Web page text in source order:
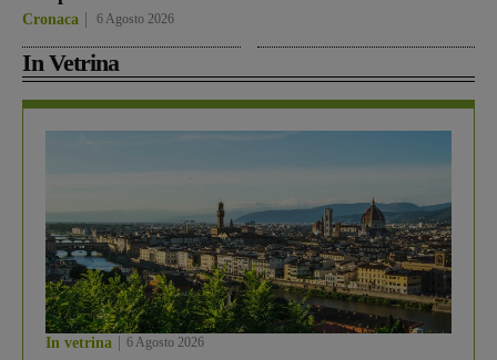
Cronaca 6 Agosto 2026
In Vetrina
In vetrina 6 Agosto 2026